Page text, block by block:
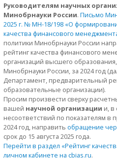
Руководителям научных
Минобрнауки России. Письмо
2025 г. № МН-18/198 «О
качества финансового
политики Минобрнауки России
рейтинг качества финансового
организаций высшего
Минобрнауки России, за 2024 год
Департамент, предварительный
образовательные организации).
Просим произвести сверку
вашей научной организации и, в
несоответствий по показателям в
2024 год, направить обращение
срок до 15 августа 2025 года.
Перейти в раздел «Рейтинг
личном кабинете на cbias.ru.